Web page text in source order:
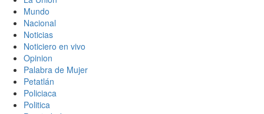
Mundo
Nacional
Noticias
Noticiero en vivo
Opinion
Palabra de Mujer
Petatlán
Policiaca
Politica